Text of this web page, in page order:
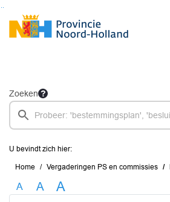
Ga naar de inhoud van deze pagina
Ga naar het zoeken
Ga naar het menu
Zoeken
U bevindt zich hier:
Home Vergaderingen PS en commissies
A A A